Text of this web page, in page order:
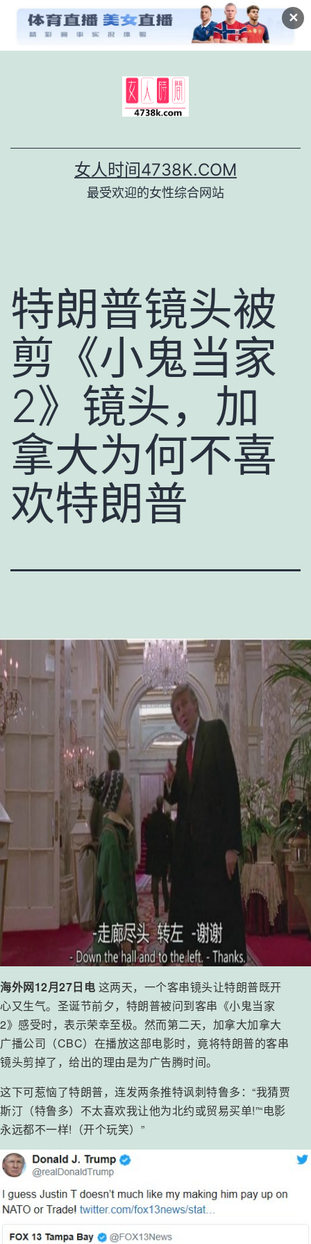
✕
女人时间4738K.COM
最受欢迎的女性综合网站
特朗普镜头被
剪《小鬼当家
2》镜头，加
拿大为何不喜
欢特朗普
海外网12月27日电 这两天，一个客串镜头让特朗普既开
心又生气。圣诞节前夕，特朗普被问到客串《小鬼当家
2》感受时，表示荣幸至极。然而第二天，加拿大加拿大
广播公司（CBC）在播放这部电影时，竟将特朗普的客串
镜头剪掉了，给出的理由是为广告腾时间。
这下可惹恼了特朗普，连发两条推特讽刺特鲁多：“我猜贾
斯汀（特鲁多）不太喜欢我让他为北约或贸易买单!”“电影
永远都不一样!（开个玩笑）”